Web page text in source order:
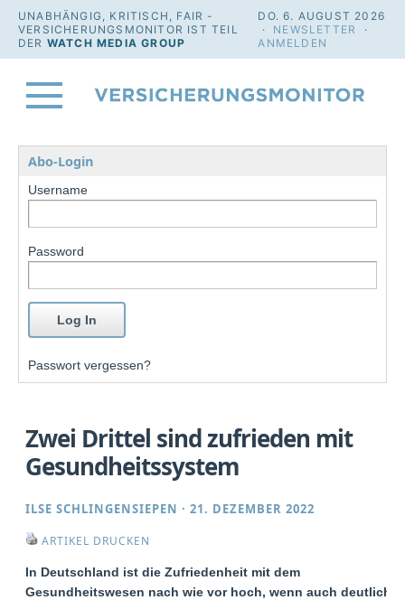
UNABHÄNGIG, KRITISCH, FAIR -
VERSICHERUNGSMONITOR IST TEIL
DER WATCH MEDIA GROUP
DO. 6. AUGUST 2026
· NEWSLETTER
·
ANMELDEN
Abo-Login
Username
Password
Passwort vergessen?
Zwei Drittel sind zufrieden mit
Gesundheitssystem
ILSE SCHLINGENSIEPEN ·21. DEZEMBER 2022
ARTIKEL DRUCKEN
In Deutschland ist die Zufriedenheit mit dem
Gesundheitswesen nach wie vor hoch, wenn auch deutlich